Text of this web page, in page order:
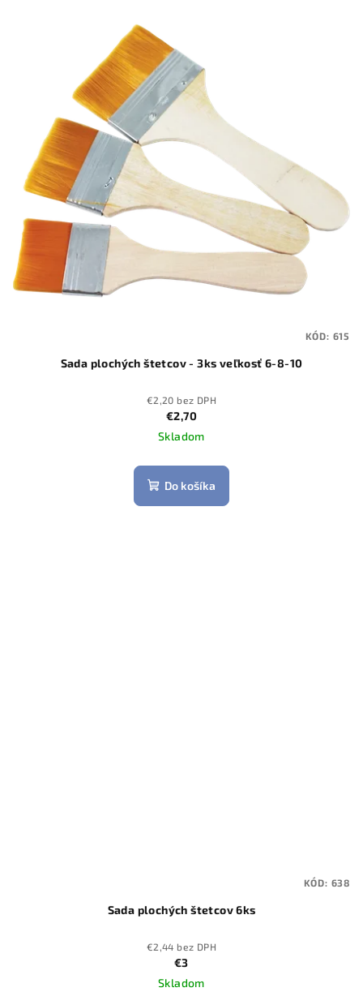
Sada plochých štetcov - 3ks veľkosť 6-8-10
€2,20 bez DPH
€2,70
Skladom
Do košíka
KÓD: 615
Sada plochých štetcov 6ks
€2,44 bez DPH
€3
Skladom
KÓD: 638